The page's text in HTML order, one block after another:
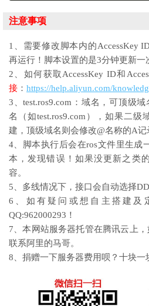
注意事项
1、需要修改脚本内的AccessKey
再运行！脚本设置的是3分钟更新一
2、如何获取AccessKey ID和
接 ： https://help.aliyun.com/
3、test.ros9.com：域名，可顶级
名（如test.ros9.com），如果二级
建，顶级域名则会修改@名称的A记
4、脚本执行后会在ros文件里生成
本，发现错误！如果没更新之类
容。
5、多线情况下，接口会自动选择
6、如有疑问或想自主搭建及
QQ:962000293！
7、本网站服务器托管在腾讯云上
联系阿里的马哥。
8、捐赠一下服务器费用呗？十块一